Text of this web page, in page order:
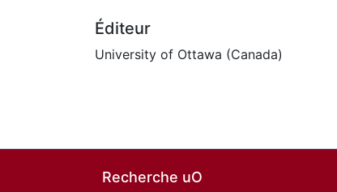
Éditeur
University of Ottawa (Canada)
Recherche uO